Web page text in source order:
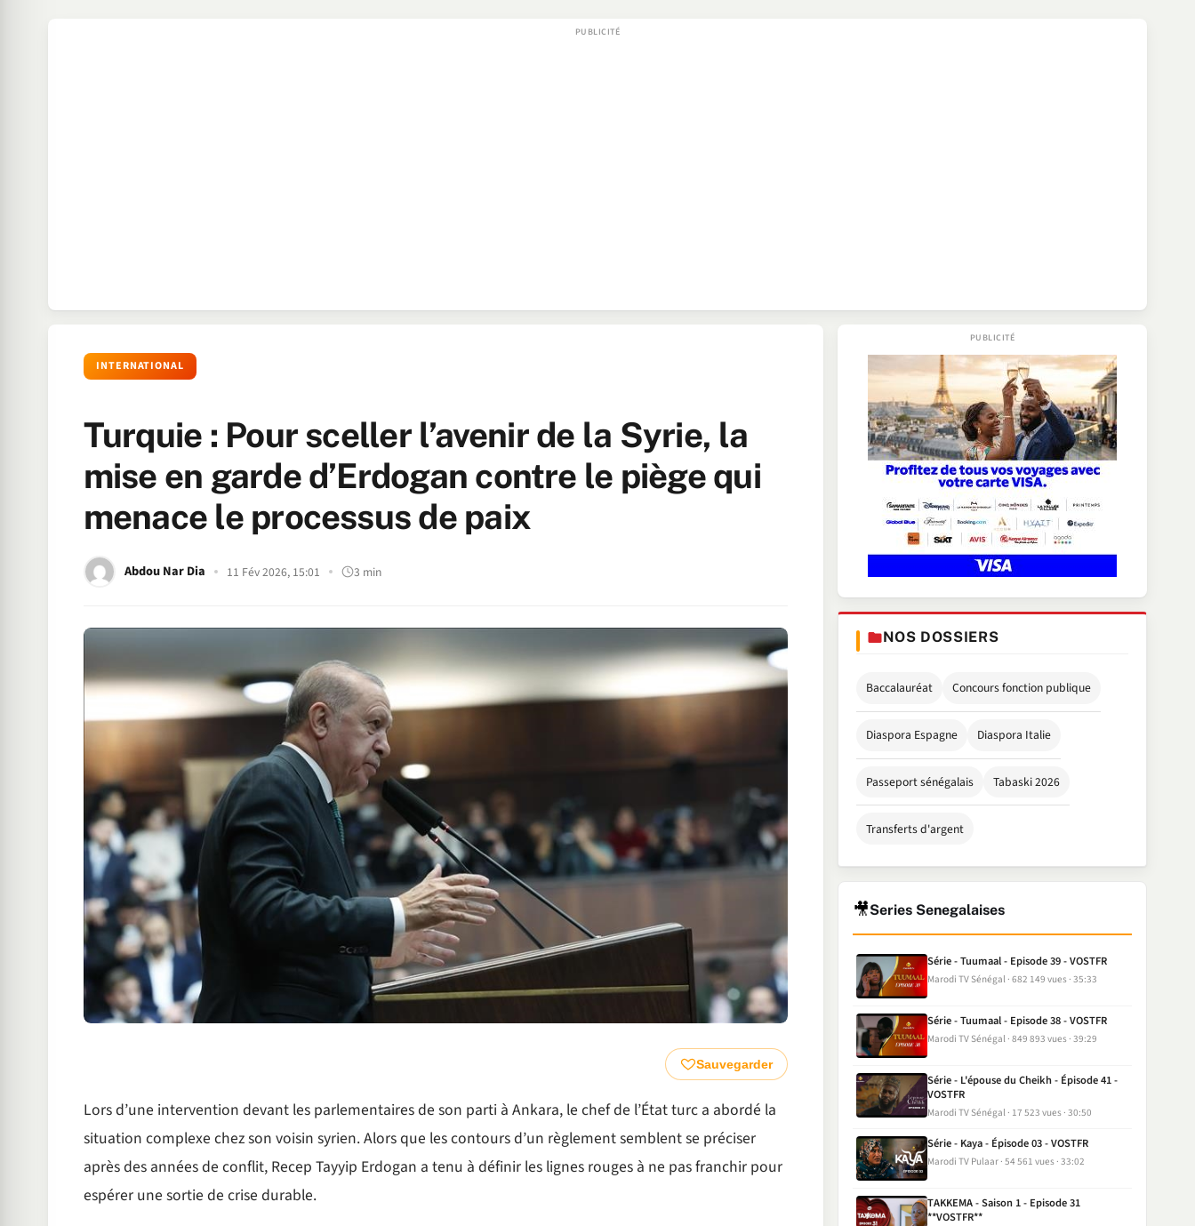
INTERNATIONAL
Turquie : Pour sceller l’avenir de la Syrie, la
mise en garde d’Erdogan contre le piège qui
menace le processus de paix
Abdou Nar Dia 11 Fév 2026, 15:01 3 min
Sauvegarder
Lors d’une intervention devant les parlementaires de son parti à Ankara, le chef de l’État turc a abordé la
situation complexe chez son voisin syrien. Alors que les contours d’un règlement semblent se préciser
après des années de conflit, Recep Tayyip Erdogan a tenu à définir les lignes rouges à ne pas franchir pour
espérer une sortie de crise durable.
NOS DOSSIERS
Baccalauréat Concours fonction publique
Diaspora Espagne Diaspora Italie
Passeport sénégalais Tabaski 2026
Transferts d'argent
🎥Series Senegalaises
Série - Tuumaal - Episode 39 - VOSTFR
Marodi TV Sénégal 682 149 vues 35:33
Série - Tuumaal - Episode 38 - VOSTFR
Marodi TV Sénégal 849 893 vues 39:29
Série - L'épouse du Cheikh - Épisode 41 -
VOSTFR
Marodi TV Sénégal 17 523 vues 30:50
Série - Kaya - Épisode 03 - VOSTFR
Marodi TV Pulaar 54 561 vues 33:02
TAKKEMA - Saison 1 - Episode 31
**VOSTFR**